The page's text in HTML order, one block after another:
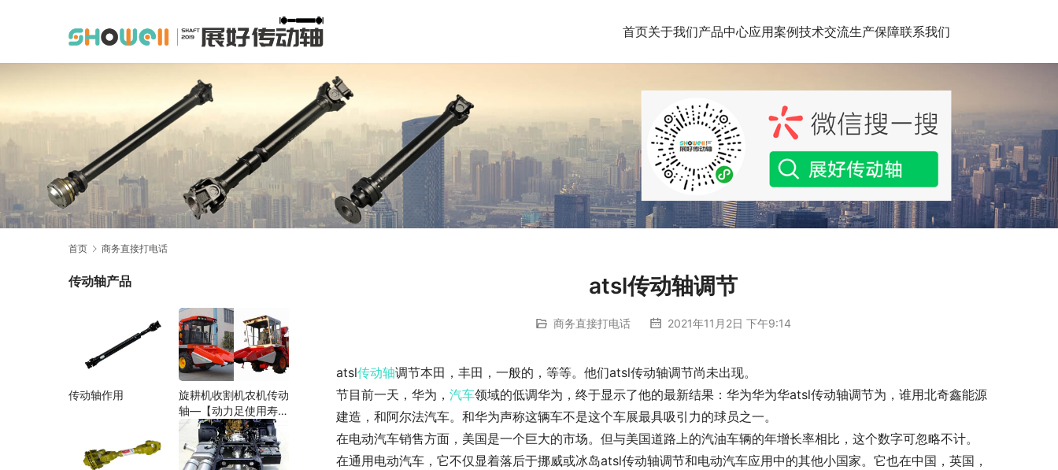
首页关于我们产品中心应用案例技术交流生产保障联系我们
首页 商务直接打电话
atsl传动轴调节
商务直接打电话 2021年11月2日 下午9:14
atsl传动轴调节本田，丰田，一般的，等等。他们atsl传动轴调节尚未出现。
节目前一天，华为， 汽车领域的低调华为，终于显示了他的最新结果：华为华为华atsl传动轴调节为，谁用北奇鑫能源
建造，和阿尔法汽车。和华为声称这辆车不是这个车展最具吸引力的球员之一。
在电动汽车销售方面，美国是一个巨大的市场。但与美国道路上的汽油车辆的年增长率相比，这个数字可忽略不计。
在通用电动汽车，它不仅显着落后于挪威或冰岛atsl传动轴调节和电动汽车应用中的其他小国家。它也在中国，英国，
传动轴产品
传动轴作用
旋耕机收割机农机传动
轴—【动力足使用寿命
久】